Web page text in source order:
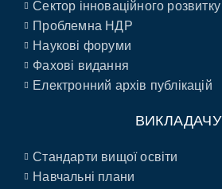
Сектор інноваційного розвитку
Проблемна НДР
Наукові форуми
Фахові видання
Електронний архів публікацій
ВИКЛАДАЧУ
Стандарти вищої освіти
Навчальні плани